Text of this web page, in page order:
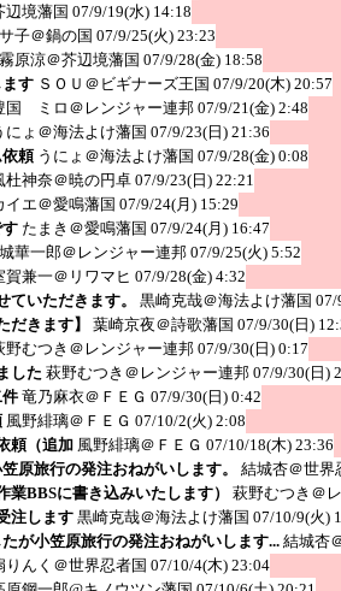
辺境藩国 07/9/19(水) 14:18
子＠鍋の国 07/9/25(火) 23:23
霧原涼＠芥辺境藩国 07/9/28(金) 18:58
す ＳＯＵ＠ビギナーズ王国 07/9/20(木) 20:57
国 ミロ＠レンジャー連邦 07/9/21(金) 2:48
にょ＠海法よけ藩国 07/9/23(日) 21:36
頼 うにょ＠海法よけ藩国 07/9/28(金) 0:08
杜神奈＠暁の円卓 07/9/23(日) 22:21
イエ＠愛鳴藩国 07/9/24(月) 15:29
たまき＠愛鳴藩国 07/9/24(月) 16:47
城華一郎＠レンジャー連邦 07/9/25(火) 5:52
賀兼一＠リワマヒ 07/9/28(金) 4:32
ていただきます。
黒崎克哉＠海法よけ藩国 07/
だきます】
葉崎京夜＠詩歌藩国 07/9/30(日)
野むつき＠レンジャー連邦 07/9/30(日) 0:17
した 萩野むつき＠レンジャー連邦 07/9/30(日)
竜乃麻衣＠ＦＥＧ 07/9/30(日) 0:42
風野緋璃＠ＦＥＧ 07/10/2(火) 2:08
頼（追加 風野緋璃＠ＦＥＧ 07/10/18(木) 23:36
原旅行の発注おねがいします。
結城杏＠世界
業BBSに書き込みいたします）
萩野むつき＠
注します 黒崎克哉＠海法よけ藩国 07/10/9(火)
が小笠原旅行の発注おねがいします... 結城杏
りんく＠世界忍者国 07/10/4(木) 23:04